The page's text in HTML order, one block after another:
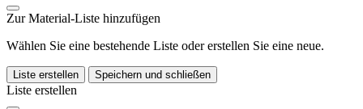
Zur Material-Liste hinzufügen
Wählen Sie eine bestehende Liste oder erstellen Sie eine neue.
Liste erstellen Speichern und schließen
Liste erstellen